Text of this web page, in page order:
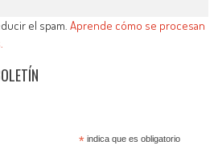
el spam. Aprende cómo se procesan
*indica que es obligatorio